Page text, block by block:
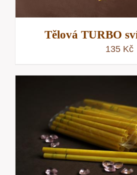
Tělová TURBO
135 Kč